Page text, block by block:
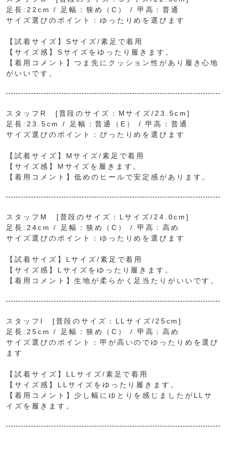
足長:22cm / 足幅：狭め（C） / 甲高：普通
サイズ選びのポイント：ゆったりめを選びます
【試着サイズ】Sサイズ/素足で着用
【サイズ感】Sサイズをゆったり履きます。
【着用コメント】つま先にクッション性があり履き心地
がいいです。
スタッフR [普段のサイズ：Mサイズ/23.5cm]
足長:23.5cm / 足幅：普通（E） / 甲高：普通
サイズ選びのポイント：ぴったりめを選びます
【試着サイズ】Mサイズ/素足で着用
【サイズ感】Mサイズを履きます。
【着用コメント】低めのヒールで安定感があります。
スタッフM [普段のサイズ：Lサイズ/24.0cm]
足長:24cm / 足幅：狭め（C） / 甲高：高め
サイズ選びのポイント：ゆったりめを選びます
【試着サイズ】Lサイズ/素足で着用
【サイズ感】Lサイズをゆったり履きます。
【着用コメント】生地が柔らかく足当たりがいいです。
スタッフI [普段のサイズ：LLサイズ/25cm]
足長:25cm / 足幅：狭め（C） / 甲高：高め
サイズ選びのポイント：甲が高いのでゆったりめを選び
ます
【試着サイズ】LLサイズ/素足で着用
【サイズ感】LLサイズをゆったり履きます。
【着用コメント】少し幅にゆとりを感じましたがLLサ
イズを履きます。